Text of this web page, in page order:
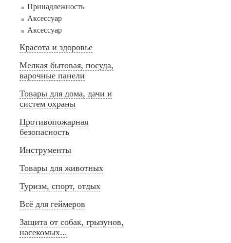
Принадлежность
Аксессуар
Аксессуар
Красота и здоровье
Мелкая бытовая, посуда,
варочные панели
Товары для дома, дачи и
систем охраны
Противопожарная
безопасность
Инструменты
Товары для животных
Туризм, спорт, отдых
Всё для геймеров
Защита от собак, грызунов,
насекомых...